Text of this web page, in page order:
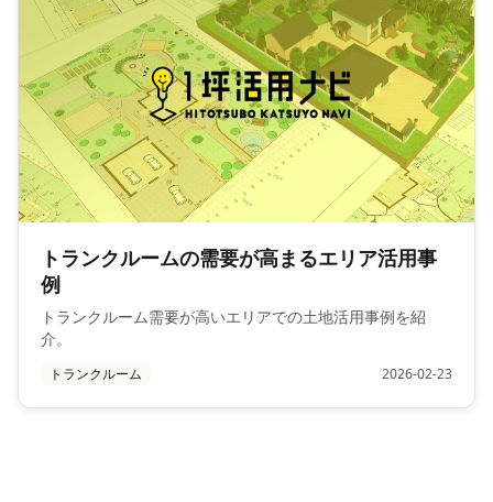
トランクルームの需要が高まるエリア活用事
例
トランクルーム需要が高いエリアでの土地活用事例を紹
介。
トランクルーム 2026-02-23